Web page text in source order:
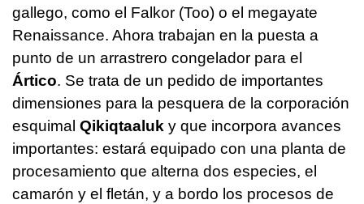
gallego, como el Falkor (Too) o el megayate
Renaissance. Ahora trabajan en la puesta a
punto de un arrastrero congelador para el
Ártico. Se trata de un pedido de importantes
dimensiones para la pesquera de la corporación
esquimal Qikiqtaaluk y que incorpora avances
importantes: estará equipado con una planta de
procesamiento que alterna dos especies, el
camarón y el fletán, y a bordo los procesos de